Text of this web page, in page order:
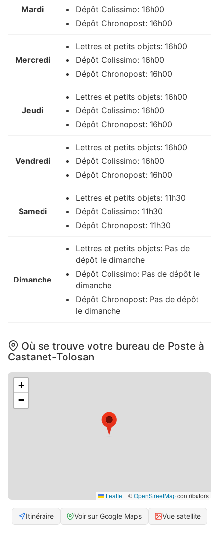
Mardi
Dépôt Colissimo: 16h00
Dépôt Chronopost: 16h00
Mercredi
Lettres et petits objets: 16h00
Dépôt Colissimo: 16h00
Dépôt Chronopost: 16h00
Jeudi
Lettres et petits objets: 16h00
Dépôt Colissimo: 16h00
Dépôt Chronopost: 16h00
Vendredi
Lettres et petits objets: 16h00
Dépôt Colissimo: 16h00
Dépôt Chronopost: 16h00
Samedi
Lettres et petits objets: 11h30
Dépôt Colissimo: 11h30
Dépôt Chronopost: 11h30
Dimanche
Lettres et petits objets: Pas de
dépôt le dimanche
Dépôt Colissimo: Pas de dépôt le
dimanche
Dépôt Chronopost: Pas de dépôt
le dimanche
Où se trouve votre bureau de Poste à
Castanet-Tolosan
+
−
Leaflet | ©OpenStreetMapcontributors
Itinéraire Voir sur Google Maps Vue satellite